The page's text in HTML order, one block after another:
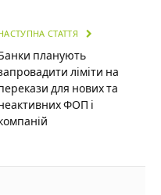
НАСТУПНА СТАТТЯ
планують
ліміти на
для нових та
ФОП і